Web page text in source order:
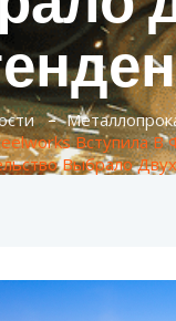
–
Вступила
Выбрало